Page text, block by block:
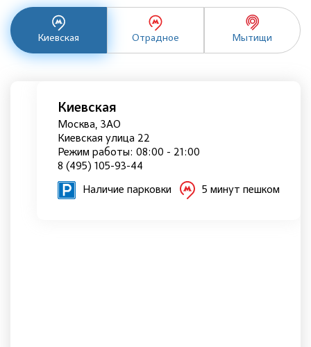
Киевская Отрадное Мытищи
Киевская
Москва, ЗАО
Киевская улица 22
Режим работы: 08:00 - 21:00
8 (495) 105-93-44
Наличие парковки 5 минут пешком